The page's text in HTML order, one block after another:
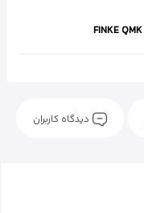
دیدگاه کاربران